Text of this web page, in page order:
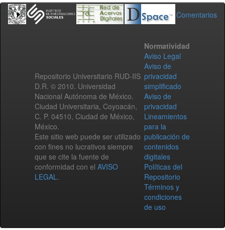
Comentarios
Repositorio Universitario RUD-IIS
D.R. © 2010. Universidad
Nacional Autónoma de México.
Ciudad Universitaria, Coyoacán,
C. P. 04510, Ciudad de México,
México.
Este sitio web puede ser utilizado
con fines no lucrativos siempre
que se cite la fuente de
conformidad con el AVISO
LEGAL.
Normatividad
Aviso Legal
Aviso de
privacidad
simplificado
Aviso de
privacidad
Lineamientos
para la
publicación de
contenidos
digitales
Políticas del
Repositorio
Términos y
condiciones
de uso